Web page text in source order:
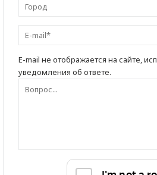
E-mail не отображается на сайте,
уведомления об ответе.